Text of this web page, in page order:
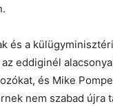
és a
eddiginél
és Mike
nem szabad újra